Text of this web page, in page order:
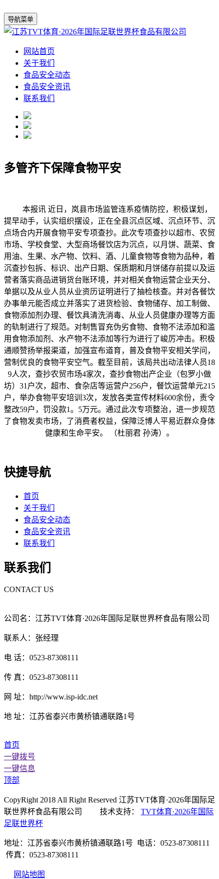
导航菜单
网站首页
关于我们
食品安全动态
食品安全资讯
联系我们
多管齐下保障食物平安
本报讯 近日，岚县市场监管连系疫情防控，积极谋划，
提早动手，认实组织摆设，正在全县沉点区域、沉点环节、沉
点场合内开展食物平安专项查抄。此次专项查抄以超市、农贸
市场、学校食堂、大型商场餐饮店为沉点，以月饼、蔬菜、食
用油、生果、水产物、饮料、酒、儿童食物等食物为品种，着
沉查抄包拆、标识、出产日期、保质期和月饼储存前提以及运
营者落实商品进销货台账环境，并对相关食物运营企业天分、
单据以及从业人员从业资历证明进行了抽检核查。并对各餐饮
办事单元能否成立并落实了进货检验、食物储存、加工制做、
食物添加剂办理、餐饮具清洗消毒、从业人员健康办理等方面
的轨制进行了规范。对制售冒充伪劣食物、食物不法添加和滥
用食物添加剂、水产物不法添加等行为进行了峻厉冲击。积极
通顺赞扬举报渠道，加强宣布道育，普及食物平安相关学问，
营制优良的食物平安空气。截至目前，该局共出动法律人员18
9人次，查抄农贸市场4家次，查抄食物出产企业（包罗小做
坊）31户次，超市、食杂店等运营户256户，餐饮运营单元215
户，举办食物平安培训3次，发放各类宣传材料600余份，责令
整改59户，罚没款1。5万元。通过此次专项整治，进一步规范
了食物发卖市场，了消费者权益，保障泛博人平易近群众身体
健康和生命平安。 （杜丽君 孙涛）。
快捷导航
首页
关于我们
食品安全动态
食品安全资讯
联系我们
联系我们
CONTACT US
公司名：江苏TVT体育·2026年国际足联世界杯食品有限公司
联系人：张经理
电 话：0523-87308111
传 真：0523-87308111
网 址：http://www.isp-idc.net
地 址：江苏省泰兴市黄桥镇通联路1号
首页
一键拨号
一键信息
顶部
CopyRight 2018 All Right Reserved 江苏TVT体育·2026年国际足
联世界杯食品有限公司 技术支持： TVT体育·2026年国际
足联世界杯
地址：江苏省泰兴市黄桥镇通联路1号 电话：0523-87308111
传真：0523-87308111
网站地图